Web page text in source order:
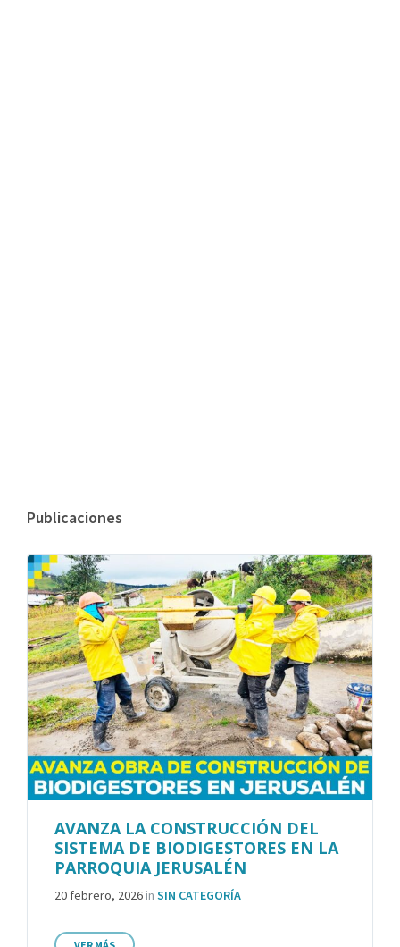
Publicaciones
AVANZA LA CONSTRUCCIÓN DEL
SISTEMA DE BIODIGESTORES EN LA
PARROQUIA JERUSALÉN
20 febrero, 2026 in SIN CATEGORÍA